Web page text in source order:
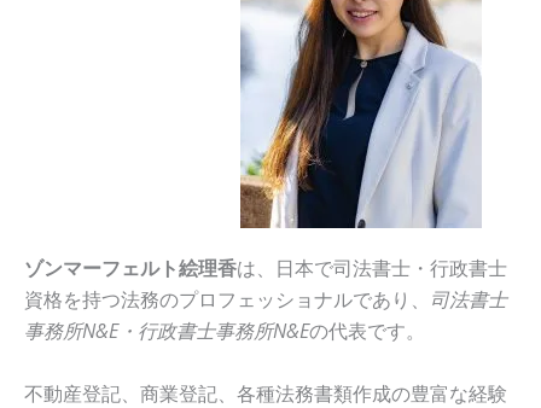
ゾンマーフェルト絵理香は、日本で司法書士・行政書士
資格を持つ法務のプロフェッショナルであり、 司法書士
事務所N&E・行政書士事務所N&Eの代表です。
不動産登記、商業登記、各種法務書類作成の豊富な経験